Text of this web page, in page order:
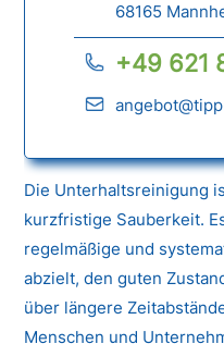
68165
+49 621
Die Unterhaltsreinigung
kurzfristige Sauberkeit.
regelmäßige und
abzielt, den guten
über längere
Menschen und